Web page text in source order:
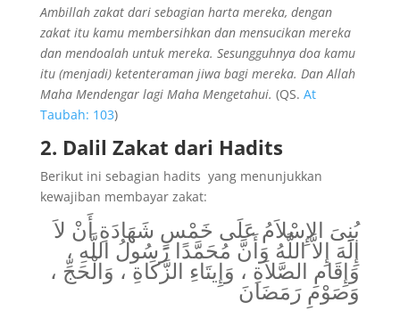
Ambillah zakat dari sebagian harta mereka, dengan
zakat itu kamu membersihkan dan mensucikan mereka
dan mendoalah untuk mereka. Sesungguhnya doa kamu
itu (menjadi) ketenteraman jiwa bagi mereka. Dan Allah
Maha Mendengar lagi Maha Mengetahui. (QS. At
Taubah: 103)
2. Dalil Zakat dari Hadits
Berikut ini sebagian hadits yang menunjukkan
kewajiban membayar zakat:
بُنِىَ الإِسْلاَمُ عَلَى خَمْسٍ شَهَادَةِ أَنْ لاَ
إِلَهَ إِلاَّ اللَّهُ وَأَنَّ مُحَمَّدًا رَسُولُ اللَّهِ ،
وَإِقَامِ الصَّلاَةِ ، وَإِيتَاءِ الزَّكَاةِ ، وَالْحَجِّ ،
وَصَوْمِ رَمَضَانَ